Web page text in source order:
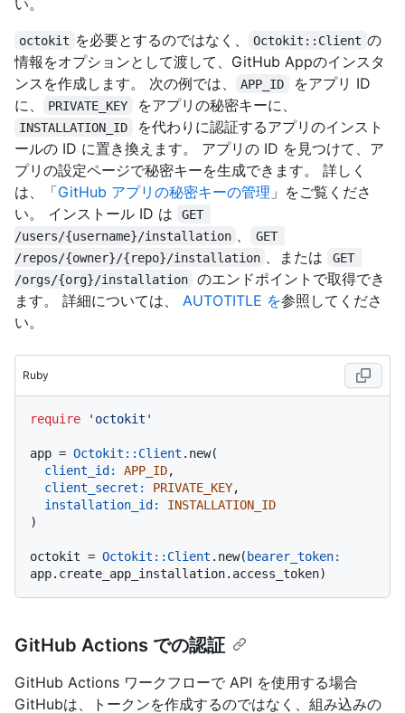
octokit を必要とするのではなく、 Octokit::Client の
情報をオプションとして渡して、GitHub Appのインスタ
ンスを作成します。 次の例では、
APP_ID
をアプリ ID
に、
PRIVATE_KEY をアプリの秘密キーに、
INSTALLATION_ID
を代わりに認証するアプリのインスト
ールの ID に置き換えます。 アプリの ID を見つけて、ア
プリの設定ページで秘密キーを生成できます。 詳しく
は、「GitHub アプリの秘密キーの管理 」をご覧くださ
い。 インストール ID は
GET
/users/{username}/installation
GET
/repos/{owner}/{repo}/installation
、または
GET
/orgs/{org}/installation
のエンドポイントで取得でき
ます。 詳細については、 AUTOTITLE を参照してくださ
い。
Ruby
require 'octokit'
app = Octokit::Client .new(
client_id:
APP_ID,
client_secret:
PRIVATE_KEY,
installation_id:
INSTALLATION_ID
)
octokit = Octokit::Client .new(bearer_token:
GitHub Actions での認証
GitHub Actions ワークフローで API を使用する場合
GitHubは、トークンを作成するのではなく、組み込みの